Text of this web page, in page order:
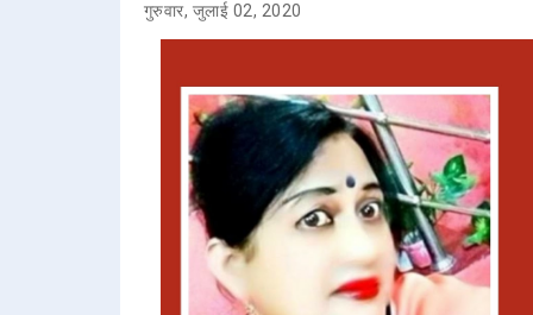
गुरुवार, जुलाई 02, 2020